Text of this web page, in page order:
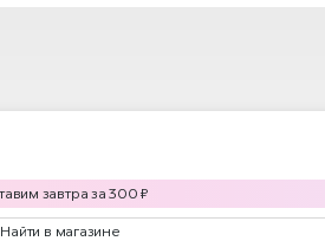
завтра за300 ₽
Найти в магазине